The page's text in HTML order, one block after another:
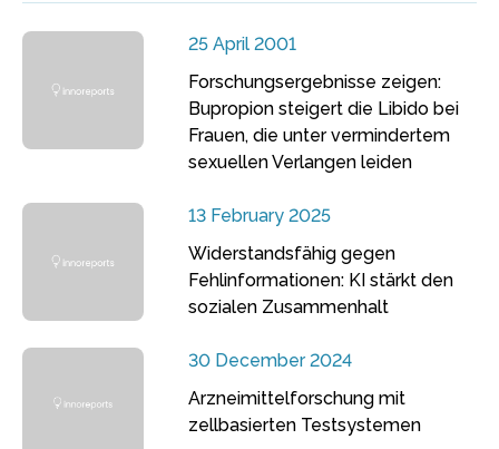
25 April 2001
Forschungsergebnisse zeigen:
Bupropion steigert die Libido bei
Frauen, die unter vermindertem
sexuellen Verlangen leiden
13 February 2025
Widerstandsfähig gegen
Fehlinformationen: KI stärkt den
sozialen Zusammenhalt
30 December 2024
Arzneimittelforschung mit
zellbasierten Testsystemen